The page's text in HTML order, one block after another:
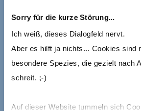
Sorry für die kurze Störung...
Ich weiß, dieses Dialogfeld nervt.
Aber es hilft ja nichts... Cookies sind
besondere Spezies, die gezielt nach
schreit. ;-)
Auf dieser Website tummeln sich
Knnrrzzzz – krchrhchc –
sabotieren Deine
Inhaltsübersicht Video
Störgeräusche